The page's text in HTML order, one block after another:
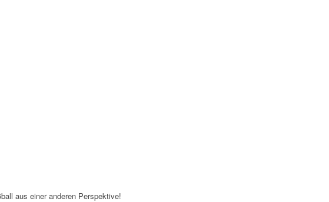
aus einer anderen Perspektive!